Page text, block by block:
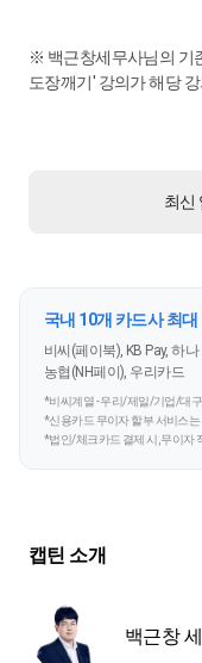
※ 백근창세무사님의 기
도장깨기' 강의가 해당
최신
국내 10개 카드사 최
비씨(페이북), KB Pay, 하
농협(NH페이), 우리카드
*비씨계열 - 우리/제일/기업/대
*신용카드 무이자 할부 서비스
*법인/체크카드 결제 시, 무이자
캡틴 소개
백근창